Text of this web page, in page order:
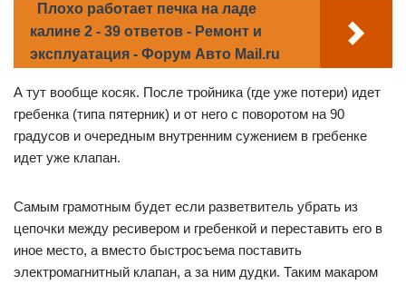
Плохо работает печка на ладе
калине 2 - 39 ответов - Ремонт и
эксплуатация - Форум Авто Mail.ru
А тут вообще косяк. После тройника (где уже потери) идет
гребенка (типа пятерник) и от него с поворотом на 90
градусов и очередным внутренним сужением в гребенке
идет уже клапан.
Самым грамотным будет если разветвитель убрать из
цепочки между ресивером и гребенкой и переставить его в
иное место, а вместо быстросъема поставить
электромагнитный клапан, а за ним дудки. Таким макаром